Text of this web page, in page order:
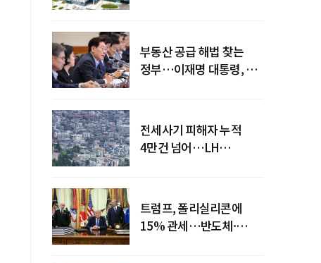
부동산 공급 해법 찾는
정부…이재명 대통령, 2차
전세사기 피해자 누적
4만건 넘어…LH
트럼프, 폴리실리콘에
15% 관세…반도체·